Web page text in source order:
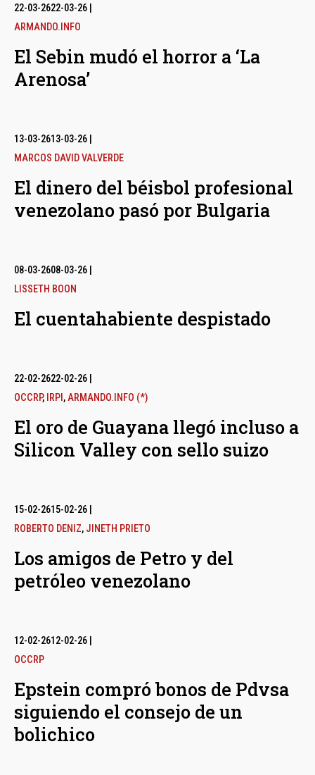
22-03-2622-03-26
ARMANDO.INFO
El Sebin mudó el horror a ‘La
Arenosa’
13-03-2613-03-26
MARCOS DAVID VALVERDE
El dinero del béisbol profesional
venezolano pasó por Bulgaria
08-03-2608-03-26
LISSETH BOON
El cuentahabiente despistado
22-02-2622-02-26
OCCRP, IRPI ,ARMANDO.INFO (*)
El oro de Guayana llegó incluso a
Silicon Valley con sello suizo
15-02-2615-02-26
ROBERTO DENIZ, JINETH PRIETO
Los amigos de Petro y del
petróleo venezolano
12-02-2612-02-26
OCCRP
Epstein compró bonos de Pdvsa
siguiendo el consejo de un
bolichico